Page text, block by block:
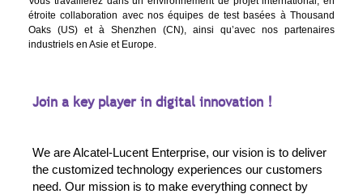
étroite collaboration avec nos équipes de test basées à Thousand
Oaks (US) et à Shenzhen (CN), ainsi qu’avec nos partenaires
industriels en Asie et Europe.
Join a key player in digital innovation !
We are Alcatel-Lucent Enterprise, our vision is to deliver
the customized technology experiences our customers
need. Our mission is to make everything connect by